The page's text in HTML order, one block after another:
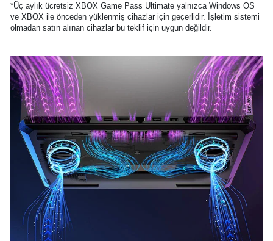
*Üç aylık ücretsiz XBOX Game Pass Ultimate yalnızca Windows OS
ve XBOX ile önceden yüklenmiş cihazlar için geçerlidir. İşletim sistemi
olmadan satın alınan cihazlar bu teklif için uygun değildir.